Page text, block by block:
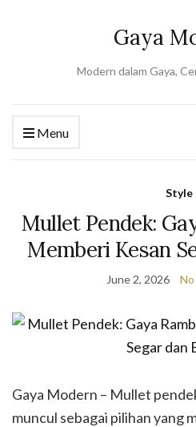
Gaya
Modern dalam Gaya,
Menu
Style
Mullet Pendek:
Memberi Kesan
June 2, 2026
Gaya Modern – Mullet
muncul sebagai pilihan yang